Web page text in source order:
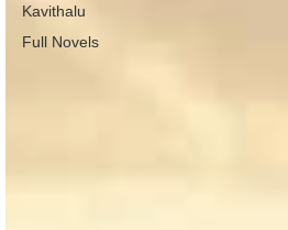
Kavithalu
Full Novels